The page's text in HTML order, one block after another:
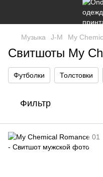
Музыка J-M My
Свитшоты My
Футболки Толстовки
Фильтр